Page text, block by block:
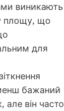
виникають
площу, що
для
бажаний
але він часто